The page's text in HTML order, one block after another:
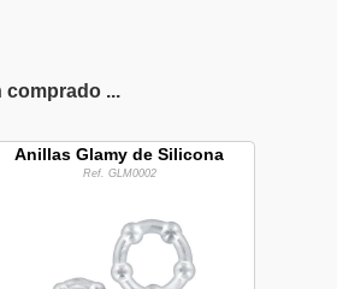
comprado ...
Anillas Glamy de Silicona
Ref. GLM0002